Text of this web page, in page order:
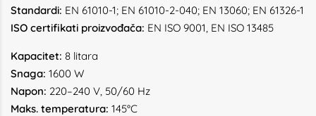
Standardi: EN 61010-1; EN 61010-2-040; EN 13060; EN 61326-1
ISO certifikati proizvođača: EN ISO 9001, EN ISO 13485
Kapacitet: 8 litara
Snaga: 1600 W
Napon: 220–240 V, 50/60 Hz
Maks. temperatura: 145°C